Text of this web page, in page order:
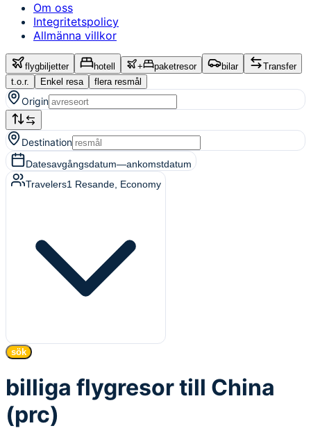
Om oss
Integritetspolicy
Allmänna villkor
flygbiljetter hotell + paketresor bilar
Transfer
t.o.r.
Enkel resa flera resmål
Origin
Destination
Datesavgångsdatum—ankomstdatum
Travelers1 Resande , Economy
sök
billiga flygresor till China
(prc)